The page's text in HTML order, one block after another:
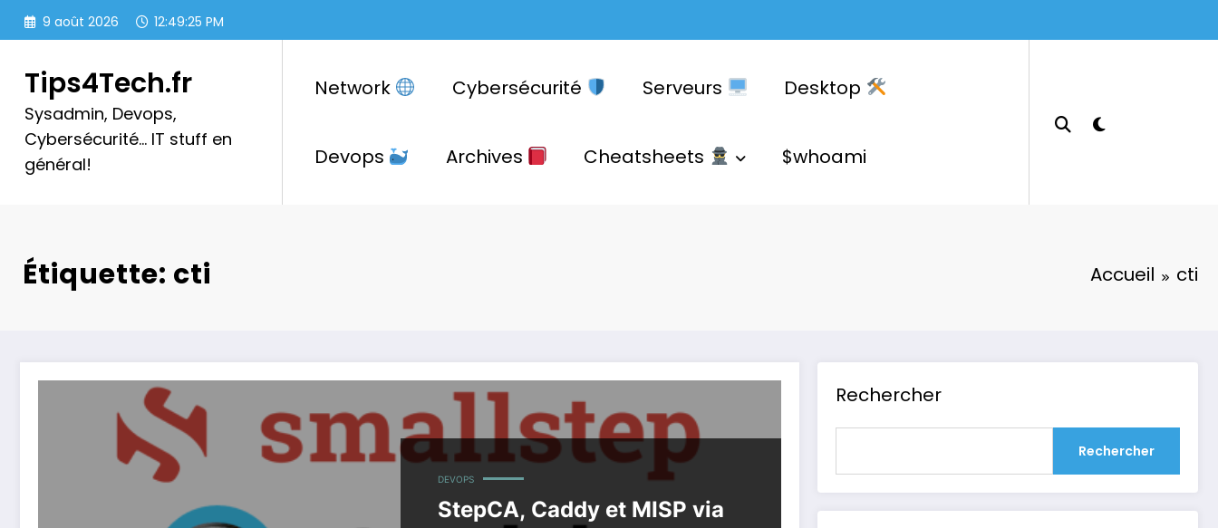
Aller
9 août 2026 12:49:26 PM
Tips4Tech.fr
Sysadmin, Devops,
Cybersécurité… IT stuff en
général!
Network Cybersécurité Serveurs Desktop
Devops Archives Cheatsheets $whoami
Étiquette: cti Accueil cti
DEVOPS
StepCA, Caddy et MISP via
Rechercher
Rechercher